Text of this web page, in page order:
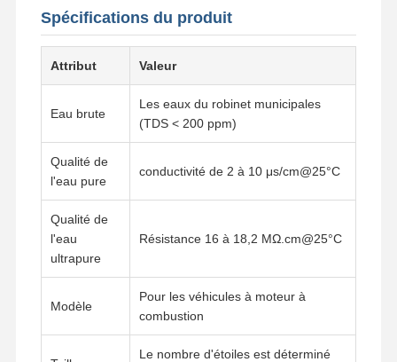
Spécifications du produit
Attribut Valeur
Eau brute
Les eaux du robinet municipales
(TDS < 200 ppm)
Qualité de
l'eau pure
conductivité de 2 à 10 μs/cm@25°C
Qualité de
l'eau
ultrapure
Résistance 16 à 18,2 MΩ.cm@25°C
Modèle
Pour les véhicules à moteur à
combustion
Le nombre d'étoiles est déterminé